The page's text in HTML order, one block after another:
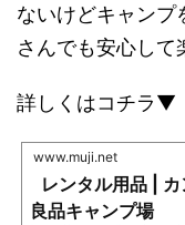
ないけどキャンプ
さんでも安心して
詳しくはコチラ▼
www.muji.net
レンタル用品 |
良品キャンプ場